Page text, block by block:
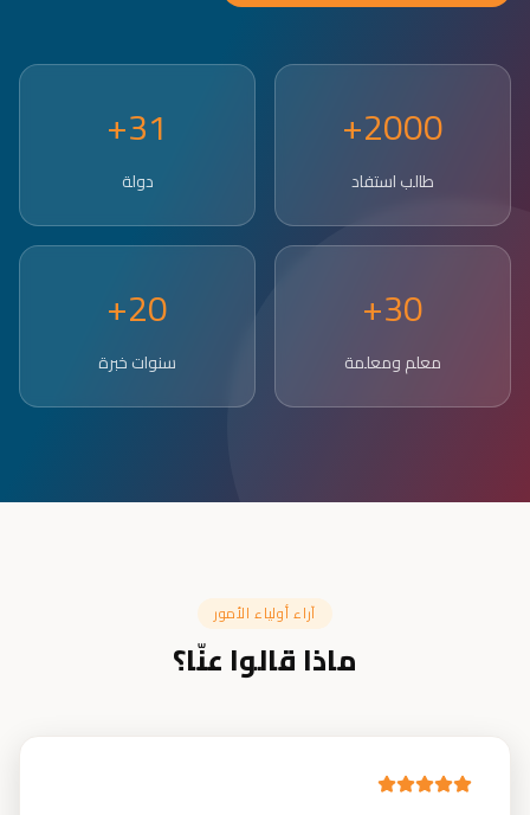
2000+
طالب استفاد
31+
دولة
30+
معلم ومعلمة
20+
سنوات خبرة
آراء أولياء الأمور
ماذا قالوا عنّا؟